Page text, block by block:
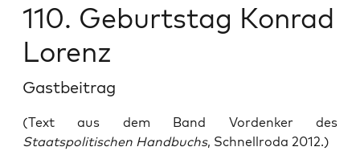
110. Geburtstag Konrad
Lorenz
Gastbeitrag
(Text aus dem Band Vordenker des
Staatspolitischen Handbuchs, Schnellroda 2012.)